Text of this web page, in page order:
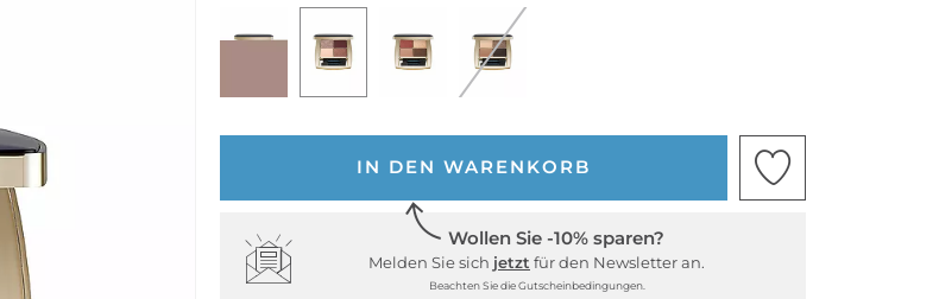
IN DEN WARENKORB
Wollen Sie -10% sparen?
Melden Sie sich jetzt für den Newsletter an.
Beachten Sie die Gutscheinbedingungen.